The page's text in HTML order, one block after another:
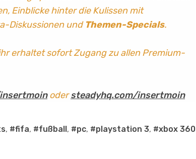
Einblicke hinter die Kulissen mit
Diskussionen und Themen-Specials.
erhaltet sofort Zugang zu allen Premium-
odersteadyhq.com/insertmoin
, #fifa, #fußball , #pc, #playstation 3, #xbox 360